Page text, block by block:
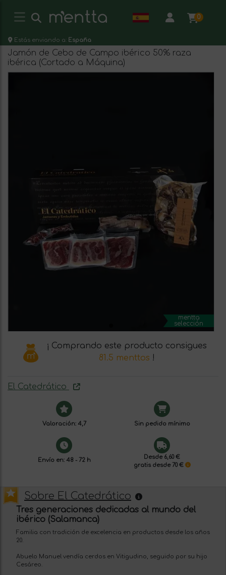
0
Estás enviando a: España
Jamón de Cebo de Campo ibérico 50% raza
ibérica (Cortado a Máquina)
mentta
selección
¡ Comprando este producto consigues
81.5 menttos !
El Catedrático
Valoración: 4,7 Sin pedido mínimo
Envío en: 48 - 72 h
Desde 6,60 €
gratis desde 70 €
Sobre El Catedrático
Tres generaciones dedicadas al mundo del
ibérico (Salamanca)
Familia con tradición de excelencia en productos desde los años
20.
Abuelo Manuel vendía cerdos en Vitigudino, seguido por su hijo
Cesáreo.